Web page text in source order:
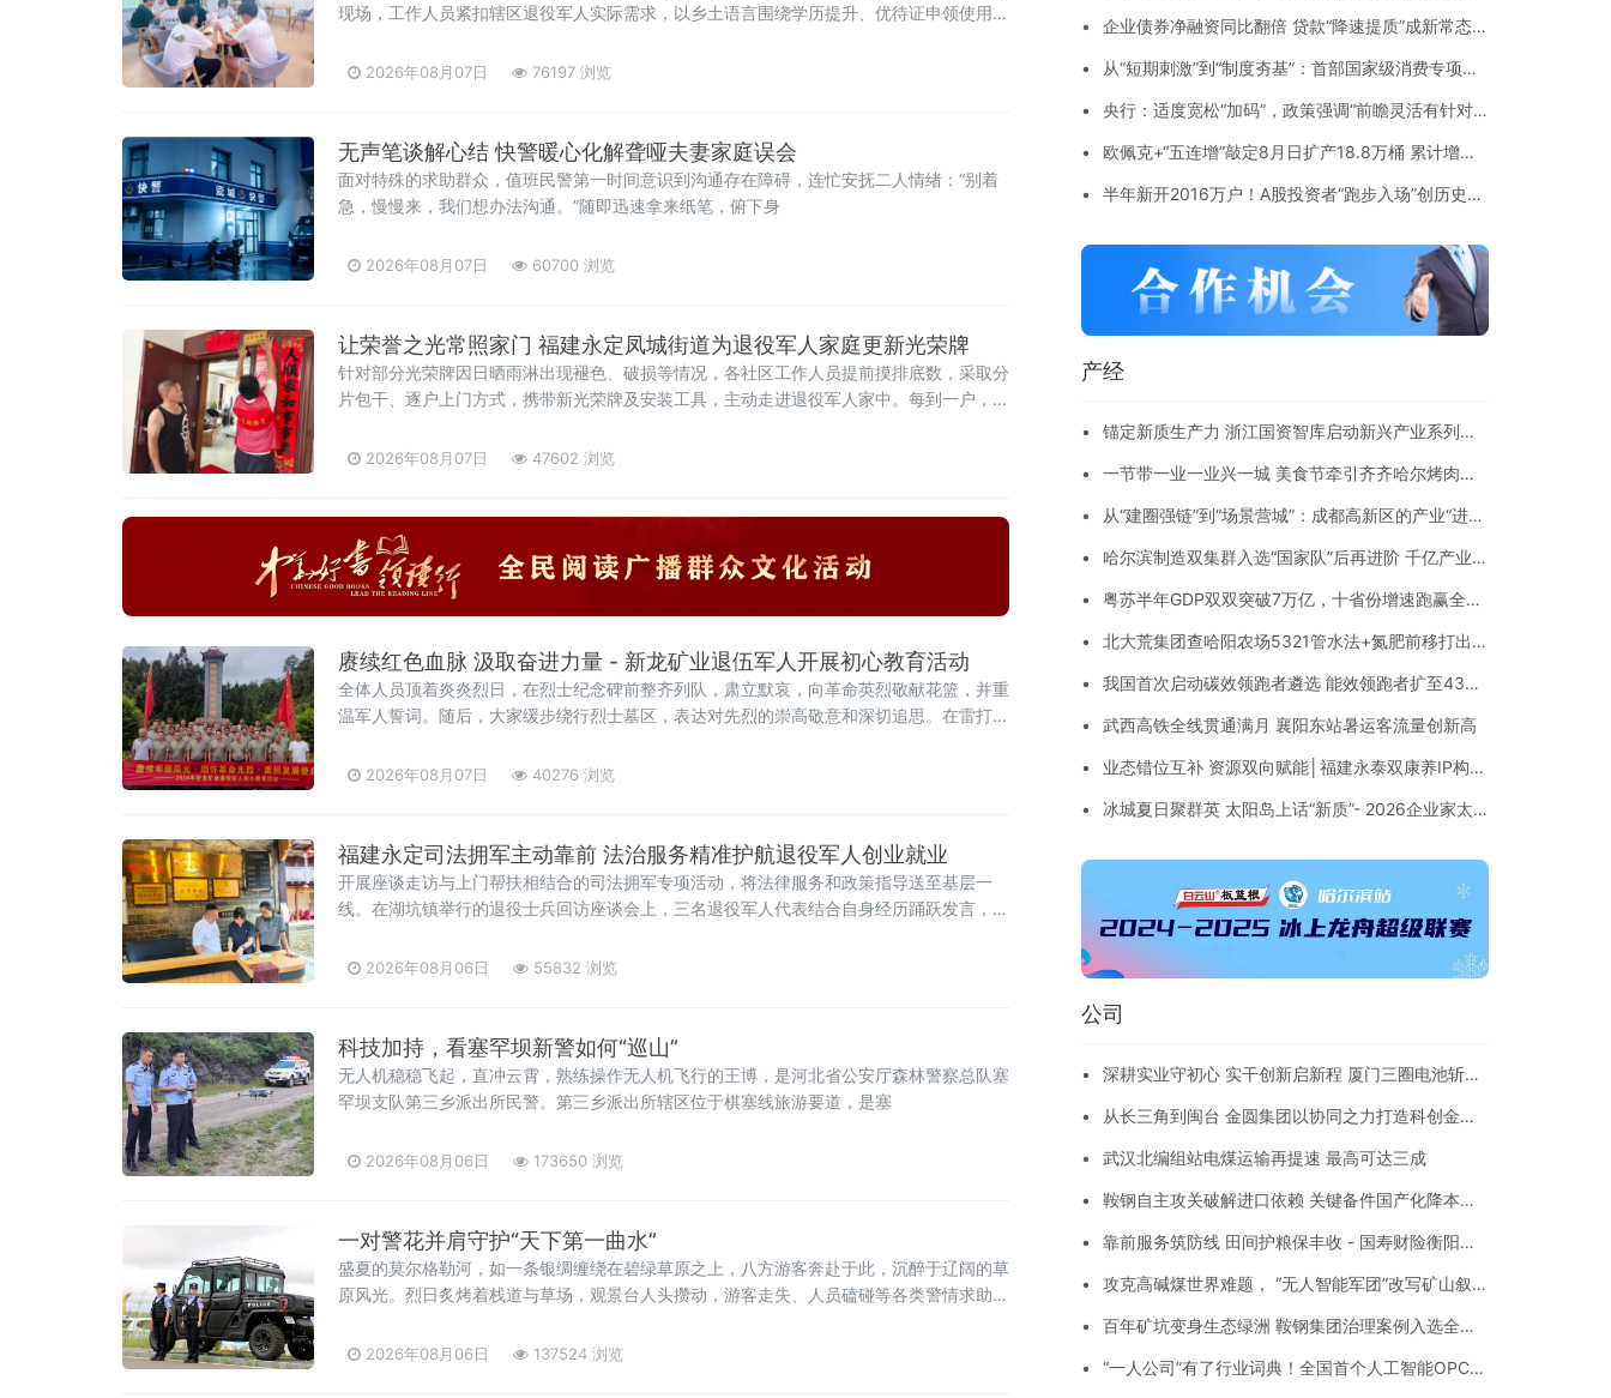
现场，工作人员紧扣辖区退役军人实际需求，以乡土语言围绕学历提升、优待证申领使用、
点政策，逐条进行详细讲解。针对部分老兵
2026年08月07日 76197 浏览
无声笔谈解心结 快警暖心化解聋哑夫妻家庭误会
面对特殊的求助群众，值班民警第一时间意识到沟通存在障碍，连忙安抚二人情绪：“别着
急，慢慢来，我们想办法沟通。”随即迅速拿来纸笔，俯下身
2026年08月07日 60700 浏览
让荣誉之光常照家门 福建永定凤城街道为退役军人家庭更新光荣牌
针对部分光荣牌因日晒雨淋出现褪色、破损等情况，各社区工作人员提前摸排底数，采取分
片包干、逐户上门方式，携带新光荣牌及安装工具，主动走进退役军人家中。每到一户，工
永远新鲜
2026年08月07日 47602 浏览
赓续红色血脉 汲取奋进力量 - 新龙矿业退伍军人开展初心教育活动
全体人员顶着炎炎烈日，在烈士纪念碑前整齐列队，肃立默哀，向革命英烈敬献花篮，并重
温军人誓词。随后，大家缓步绕行烈士墓区，表达对先烈的崇高敬意和深切追思。在雷打石
2026年08月07日 40276 浏览
福建永定司法拥军主动靠前 法治服务精准护航退役军人创业就业
开展座谈走访与上门帮扶相结合的司法拥军专项活动，将法律服务和政策指导送至基层一
线。在湖坑镇举行的退役士兵回访座谈会上，三名退役军人代表结合自身经历踊跃发言，分
役军人事务局工作人员认真记录他们在退役安置、岗位适配、职业发
2026年08月06日 55832 浏览
科技加持，看塞罕坝新警如何“巡山”
无人机稳稳飞起，直冲云霄，熟练操作无人机飞行的王博，是河北省公安厅森林警察总队塞
罕坝支队第三乡派出所民警。第三乡派出所辖区位于棋塞线旅游要道，是塞
2026年08月06日 173650 浏览
一对警花并肩守护“天下第一曲水”
盛夏的莫尔格勒河，如一条银绸缠绕在碧绿草原之上，八方游客奔赴于此，沉醉于辽阔的草
原风光。烈日炙烤着栈道与草场，观景台人头攒动，游客走失、人员磕碰等各类警情求助接
莫尔格勒河景区警务室的警花搭档。刚入警不久的刘丰婧，主动走出办公室，扎根景区一线
2026年08月06日 137524 浏览
•
企业债券净融资同比翻倍 贷款“降速提质”成新常态
•
从“短期刺激”到“制度夯基”：首部国家级消费专项规
•
央行：适度宽松“加码”，政策强调“前瞻灵活有针对
•
欧佩克+“五连增”敲定8月日扩产18.8万桶 累计增量
•
半年新开2016万户！A股投资者“跑步入场”创历史第
产经
•
锚定新质生产力 浙江国资智库启动新兴产业系列研
•
一节带一业一业兴一城 美食节牵引齐齐哈尔烤肉产
•
从“建圈强链”到“场景营城”：成都高新区的产业“进化
•
哈尔滨制造双集群入选“国家队”后再进阶 千亿产业版
•
粤苏半年GDP双双突破7万亿，十省份增速跑赢全国
•
北大荒集团查哈阳农场5321管水法+氮肥前移打出精
•
我国首次启动碳效领跑者遴选 能效领跑者扩至43个
•
武西高铁全线贯通满月 襄阳东站暑运客流量创新高
•
业态错位互补 资源双向赋能│福建永泰双康养IP构建
•
冰城夏日聚群英 太阳岛上话“新质”- 2026企业家太
公司
•
深耕实业守初心 实干创新启新程 厦门三圈电池斩获
•
从长三角到闽台 金圆集团以协同之力打造科创金融
•
武汉北编组站电煤运输再提速 最高可达三成
•
鞍钢自主攻关破解进口依赖 关键备件国产化降本逾
•
靠前服务筑防线 田间护粮保丰收 - 国寿财险衡阳县
•
攻克高碱煤世界难题， “无人智能军团”改写矿山叙事
•
百年矿坑变身生态绿洲 鞍钢集团治理案例入选全球
•
“一人公司”有了行业词典！全国首个人工智能OPC团